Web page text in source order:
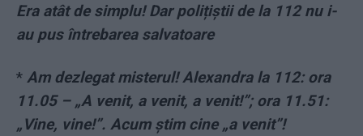
Era atât de simplu! Dar polițiștii de la 112 nu i-
au pus întrebarea salvatoare
* Am dezlegat misterul! Alexandra la 112: ora
11.05 – „A venit, a venit, a venit!”; ora 11.51:
„Vine, vine!”. Acum știm cine „a venit”!